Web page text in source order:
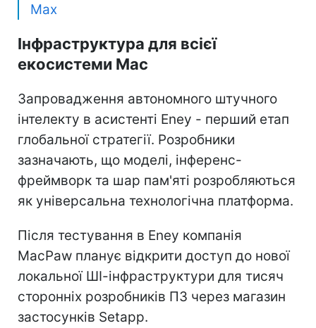
Max
Інфраструктура для всієї
екосистеми Mac
Запровадження автономного штучного
інтелекту в асистенті Eney - перший етап
глобальної стратегії. Розробники
зазначають, що моделі, інференс-
фреймворк та шар пам'яті розробляються
як універсальна технологічна платформа.
Після тестування в Eney компанія
MacPaw планує відкрити доступ до нової
локальної ШІ-інфраструктури для тисяч
сторонніх розробників ПЗ через магазин
застосунків Setapp.